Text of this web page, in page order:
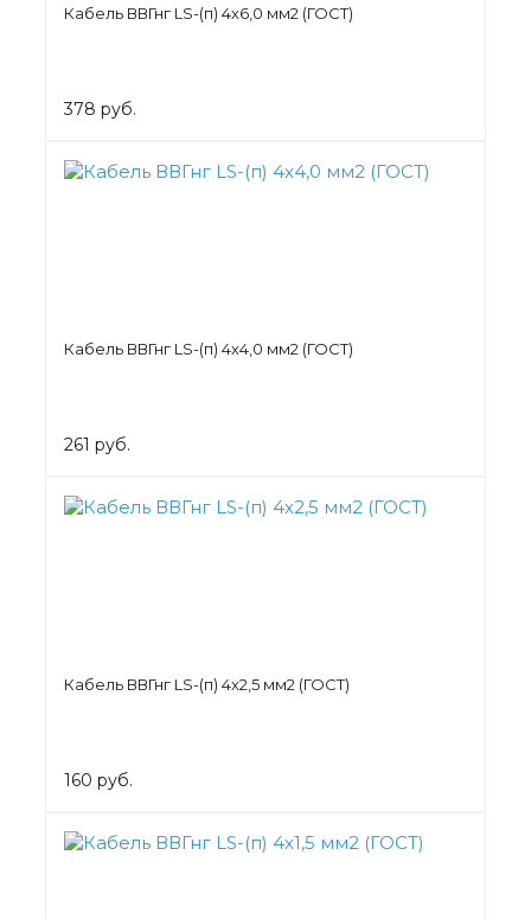
Кабель ВВГнг LS-(п) 4х6,0 мм2 (ГОСТ)
378 руб.
Кабель ВВГнг LS-(п) 4х4,0 мм2 (ГОСТ)
261 руб.
Кабель ВВГнг LS-(п) 4х2,5 мм2 (ГОСТ)
160 руб.